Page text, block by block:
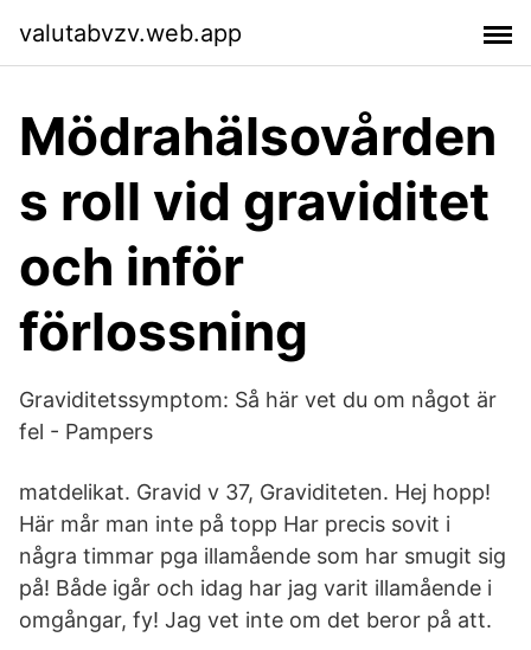
valutabvzv.web.app
Mödrahälsovården
s roll vid graviditet
och inför
förlossning
Graviditetssymptom: Så här vet du om något är
fel - Pampers
matdelikat. Gravid v 37, Graviditeten. Hej hopp!
Här mår man inte på topp Har precis sovit i
några timmar pga illamående som har smugit sig
på! Både igår och idag har jag varit illamående i
omgångar, fy! Jag vet inte om det beror på att.